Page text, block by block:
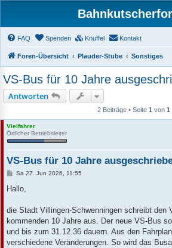
FAQ Spenden Knuffel Kontakt
Foren-Übersicht Plauder-Stube Sonstiges
VS-Bus für 10 Jahre
Antworten
2 Beiträge • Seite 1 von 1
Vielfahrer
Örtlicher Betriebsleiter
VS-Bus für 10 Jahre
B
i
a
Sa 27. Jun 2026, 11:55
Hallo,
die Stadt Villingen-Schwenningen schreibt den
kommenden 10 Jahre aus. Der neue VS-Bus
und bis zum 31.12.36 dauern. Aus den
verschiedene Veränderungen. So wird das